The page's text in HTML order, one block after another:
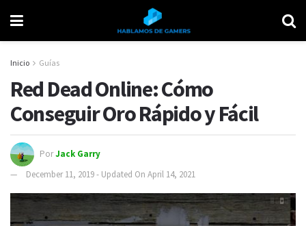
Inicio Guías
Red Dead Online: Cómo
Conseguir Oro Rápido y Fácil
PorJack Garry
December 11, 2019 - Updated On April 14, 2021